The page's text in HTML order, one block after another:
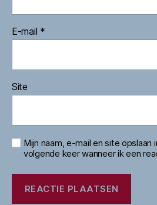
E-mail *
Site
Mijn naam, e-mail en site
volgende keer wanneer ik een